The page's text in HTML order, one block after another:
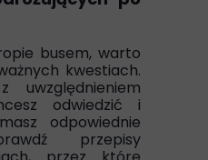
busem, warto
kwestiach.
uwzględnieniem
odwiedzić i
odpowiednie
przepisy